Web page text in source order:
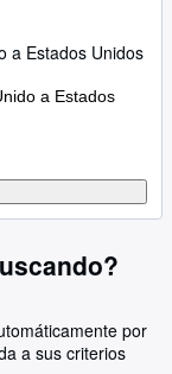
a Estados Unidos
a Estados
por
a sus criterios